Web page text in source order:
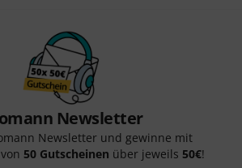
Newsletter
Newsletter und gewinne mit
50 Gutscheinen über jeweils 50€!